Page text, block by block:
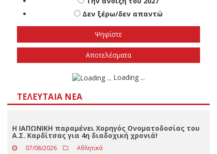
Πότε πιστεύετε ότι θα γίνουν οι εθνικές
εκλογές
Το φθινόπωρο του 2026
Την άνοιξη του 2027
Δεν ξέρω/δεν απαντώ
ΤΕΛΕΥΤΑΊΑ ΝΈΑ